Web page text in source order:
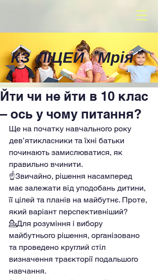
КЗ ЛІЦЕЙ"Мрія"
Йти чи не йти в 10 клас
– ось у чому питання?
Ще на початку навчального року
дев’ятикласники та їхні батьки
починають замислюватися, як
правильно вчинити.
☝️Звичайно, рішення насамперед
має залежати від уподобань дитини,
її цілей та планів на майбутнє. Проте,
який варіант перспективніший?
💁Для розуміння і вибору
майбутнього рішення, організовано
та проведено круглий стіл
визначення траєкторії подальшого
навчання.